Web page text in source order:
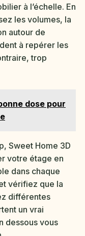
à l’échelle. En
les volumes, la
autour de
à repérer les
trop
dose pour
Sweet Home 3D
votre étage en
dans chaque
vérifiez que la
différentes
un vrai
dessous vous